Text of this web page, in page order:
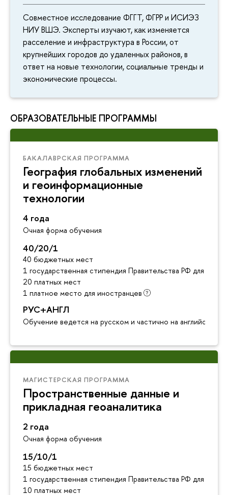
Совместное исследование ФГГТ, ФГРР и ИСИЭЗ
НИУ ВШЭ. Эксперты изучают, как изменяется
расселение и инфраструктура в России, от
крупнейших городов до удаленных районов, в
ответ на новые технологии, социальные тренды и
экономические процессы.
ОБРАЗОВАТЕЛЬНЫЕ ПРОГРАММЫ
БАКАЛАВРСКАЯ ПРОГРАММА
География глобальных изменений
и геоинформационные
технологии
4 года
Очная форма обучения
40/20/1
40 бюджетных мест
1 государственная стипендия Правительства РФ для
20 платных мест
1 платное место для иностранцев
РУС+АНГЛ
Обучение ведется на русском и частично на английском
МАГИСТЕРСКАЯ ПРОГРАММА
Пространственные данные и
прикладная геоаналитика
2 года
Очная форма обучения
15/10/1
15 бюджетных мест
1 государственная стипендия Правительства РФ для
10 платных мест